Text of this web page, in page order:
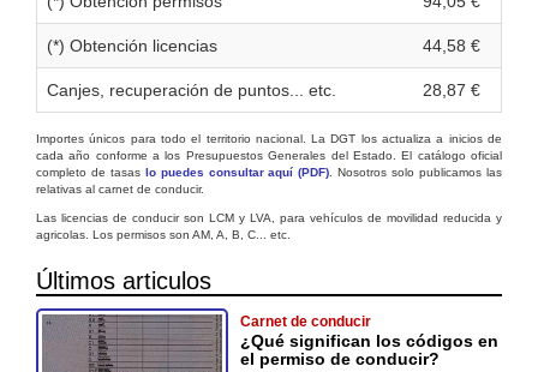
(*) Obtención licencias 44,58 €
Canjes, recuperación de puntos... etc. 28,87 €
Importes únicos para todo el territorio nacional. La DGT los actualiza a inicios de
cada año conforme a los Presupuestos Generales del Estado. El catálogo oficial
completo de tasas lo puedes consultar aquí (PDF). Nosotros solo publicamos las
relativas al carnet de conducir.
Las licencias de conducir son LCM y LVA, para vehículos de movilidad reducida y
agricolas. Los permisos son AM, A, B, C... etc.
Últimos articulos
Carnet de conducir
¿Qué significan los códigos en
el permiso de conducir?